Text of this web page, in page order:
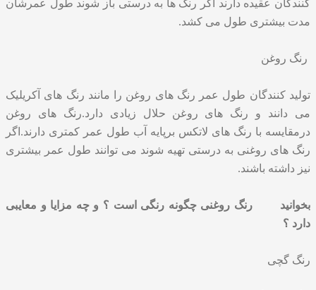
کنندگان عقیده دارند اگر رنگ ها به درستی باز شوند طول عمرشان
مدت بیشتری طول می کشد.
رنگ روغن
تولید کنندگان طول عمر رنگ های روغن را مانند رنگ های آکریلیک
می دانند و رنگ های روغن حلال زیادی دارد.رنگ های روغن
درمقایسه با رنگ های لاتکس برپایه آب طول عمر کمتری دارند.اگر
رنگ های روغنی به درستی تهیه شوند می توانند طول عمر بیشتری
نیز داشته باشند.
بخوانیدرنگ روغنی چگونه رنگی است ؟ و چه مزایا و معایبی
دارد ؟
رنگ گچی